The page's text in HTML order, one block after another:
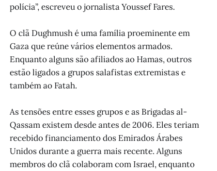
polícia”, escreveu o jornalista Youssef Fares.
O clã Dughmush é uma família proeminente em
Gaza que reúne vários elementos armados.
Enquanto alguns são afiliados ao Hamas, outros
estão ligados a grupos salafistas extremistas e
também ao Fatah.
As tensões entre esses grupos e as Brigadas al-
Qassam existem desde antes de 2006. Eles teriam
recebido financiamento dos Emirados Árabes
Unidos durante a guerra mais recente. Alguns
membros do clã colaboram com Israel, enquanto